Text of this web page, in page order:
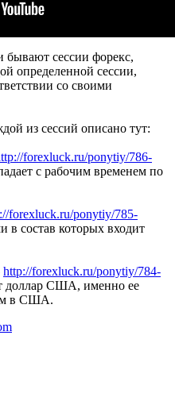
бывают сессии форекс,
определенной сессии,
со своими
из сессий описано тут:
forexluck.ru/ponytiy/786-
с рабочим временем по
forexluck.ru/ponytiy/785-
в состав которых входит
http://forexluck.ru/ponytiy/784-
доллар США, именно ее
в США.